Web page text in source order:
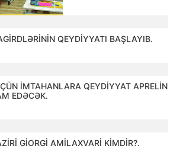
QEYDİYYATI BAŞLAYIB.
İMTAHANLARA QEYDİYYAT APRELİN
EDƏCƏK.
GİORGİ AMİLAXVARİ KİMDİR?.